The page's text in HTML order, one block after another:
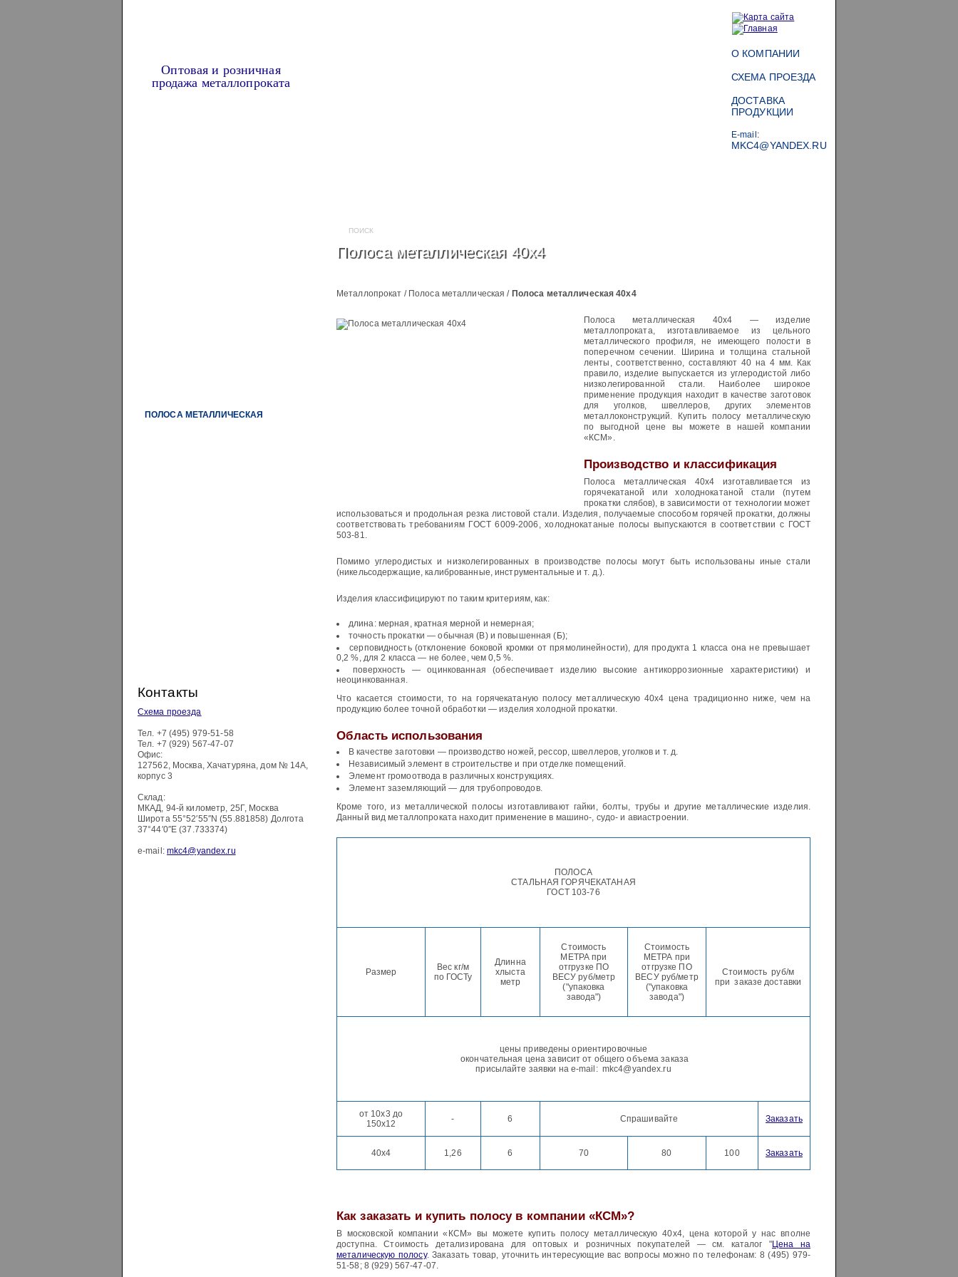
Оптовая и розничная
продажа металлопроката
ПОЛОСА МЕТАЛЛИЧЕСКАЯ
Контакты
Схема проезда
Тел. +7 (495) 979-51-58
Тел. +7 (929) 567-47-07
Офис:
127562, Москва, Хачатуряна, дом № 14А,
корпус 3
Склад:
МКАД, 94-й километр, 25Г, Москва
Широта 55°52′55″N (55.881858) Долгота
37°44′0″E (37.733374)
e-mail: mkc4@yandex.ru
О КОМПАНИИ
СХЕМА ПРОЕЗДА
ДОСТАВКА
ПРОДУКЦИИ
E-mail :
MKC4@YANDEX.RU
Полоса металлическая 40х4
Металлопрокат / Полоса металлическая/ Полоса металлическая 40х4
Полоса металлическая 40х4 — изделие
металлопроката, изготавливаемое из цельного
металлического профиля, не имеющего полости в
поперечном сечении. Ширина и толщина стальной
ленты, соответственно, составляют 40 на 4 мм. Как
правило, изделие выпускается из углеродистой либо
низколегированной стали. Наиболее широкое
применение продукция находит в качестве заготовок
для уголков, швеллеров, других элементов
металлоконструкций. Купить полосу металлическую
по выгодной цене вы можете в нашей компании
«КСМ».
Производство и классификация
Полоса металлическая 40х4 изготавливается из
горячекатаной или холоднокатаной стали (путем
прокатки слябов), в зависимости от технологии может
использоваться и продольная резка листовой стали. Изделия, получаемые способом горячей прокатки, должны
соответствовать требованиям ГОСТ 6009-2006, холоднокатаные полосы выпускаются в соответствии с ГОСТ
503-81.
Помимо углеродистых и низколегированных в производстве полосы могут быть использованы иные стали
(никельсодержащие, калиброванные, инструментальные и т. д.).
Изделия классифицируют по таким критериям, как:
длина: мерная, кратная мерной и немерная;
точность прокатки — обычная (В) и повышенная (Б);
серповидность (отклонение боковой кромки от прямолинейности), для продукта 1 класса она не превышает
0,2 %, для 2 класса — не более, чем 0,5 %.
поверхность — оцинкованная (обеспечивает изделию высокие антикоррозионные характеристики) и
неоцинкованная.
Что касается стоимости, то на горячекатаную полосу металлическую 40х4 цена традиционно ниже, чем на
продукцию более точной обработки — изделия холодной прокатки.
Область использования
В качестве заготовки — производство ножей, рессор, швеллеров, уголков и т. д.
Независимый элемент в строительстве и при отделке помещений.
Элемент громоотвода в различных конструкциях.
Элемент заземляющий — для трубопроводов.
Кроме того, из металлической полосы изготавливают гайки, болты, трубы и другие металлические изделия.
Данный вид металлопроката находит применение в машино-, судо- и авиастроении.
ПОЛОСА
СТАЛЬНАЯ ГОРЯЧЕКАТАНАЯ
ГОСТ 103-76
Размер
Вес кг/м
по ГОСТу
Длинна
хлыста
метр
Стоимость
МЕТРА при
отгрузке ПО
ВЕСУ руб/метр
("упаковка
завода")
Стоимость
МЕТРА при
отгрузке ПО
ВЕСУ руб/метр
("упаковка
завода")
Стоимость руб/м
при заказе доставки
цены приведены ориентировочные
окончательная цена зависит от общего объема заказа
присылайте заявки на e-mail: mkc4@yandex.ru
от 10х3 до
150х12
- 6 Спрашивайте Заказать
40х4 1,26 6 70 80 100 Заказать
Как заказать и купить полосу в компании «КСМ»?
В московской компании «КСМ» вы можете купить полосу металлическую 40х4, цена которой у нас вполне
доступна. Стоимость детализирована для оптовых и розничных покупателей — см. каталог "Цена на
металическую полосу. Заказать товар, уточнить интересующие вас вопросы можно по телефонам: 8 (495) 979-
51-58; 8 (929) 567-47-07.